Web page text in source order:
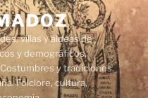
villas y aldeas de
y demográficos.
y tradiciones.
Folclore, cultura,